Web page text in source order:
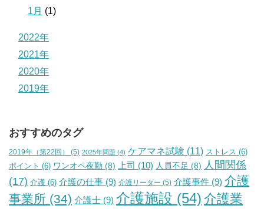
1月 (1)
2022年
2021年
2020年
2019年
おすすめのタグ
2019年（第22回） (5) 2025年問題 (4) ケアマネ試験 (11) ストレス (6)
ポイント (6) ワンオペ夜勤 (8) 上司 (10) 人員不足 (8) 人間関係
(17) 介護 (6) 介護の仕事 (9) 介護リーダー (5) 介護事件 (9) 介護
事業所 (34) 介護士 (9) 介護施設 (54) 介護業